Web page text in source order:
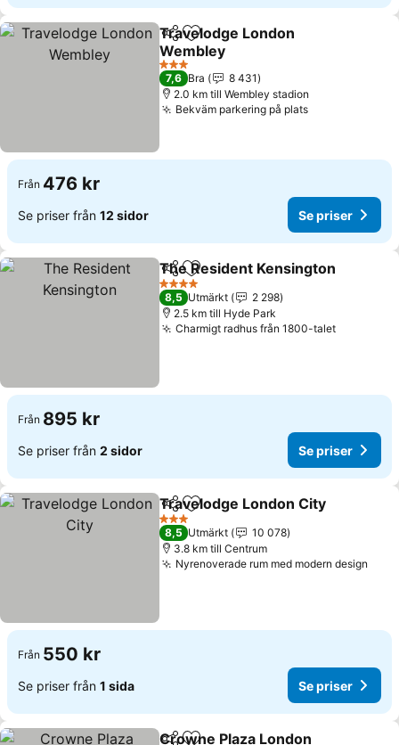
Dela Lägg till i Mina Favoriter
Travelodge London
Wembley
Se priser
3 Stjärnor
7,6 Bra
8 431
2.0 km till Wembley stadion
Bekväm parkering på platsSe priser
Från 476 kr
Se priser från 12 sidor Se priser
Dela Lägg till i Mina Favoriter
The Resident Kensington
4 Stjärnor
8,5 Utmärkt
2 298
2.5 km till Hyde Park
Charmigt radhus från 1800-taletSe priser
Från 895 kr
Se priser från 2 sidor Se priser
Dela Lägg till i Mina Favoriter
Travelodge London City
3 Stjärnor
8,5 Utmärkt
10 078
3.8 km till Centrum
Nyrenoverade rum med modern design
Från 550 kr
Se priser från 1 sida Se priser
Crowne Plaza London